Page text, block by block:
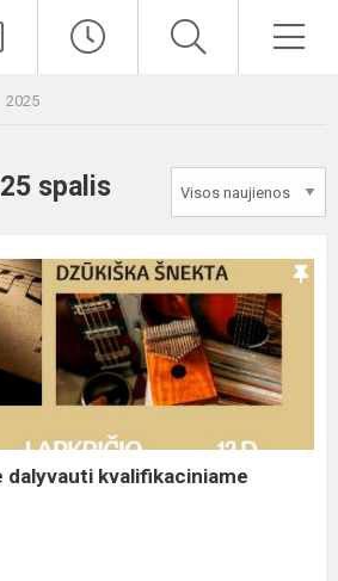
2025
spalis
dalyvauti kvalifikaciniame